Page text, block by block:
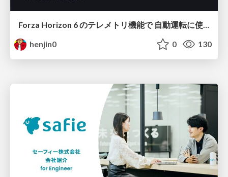
Forza Horizon 6 のテレメトリ機能で 自動運転に使えそうな学習データを集める話
henjin0
0 130